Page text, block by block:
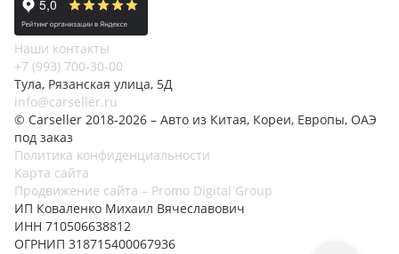
Наши контакты
+7 (993) 700-30-00
Тула, Рязанская улица, 5Д
info@carseller.ru
© Carseller 2018-2026 – Авто из Китая, Кореи, Европы, ОАЭ
под заказ
Политика конфиденциальности
Карта сайта
Продвижение сайта – Promo Digital Group
ИП Коваленко Михаил Вячеславович
ИНН 710506638812
ОГРНИП 318715400067936